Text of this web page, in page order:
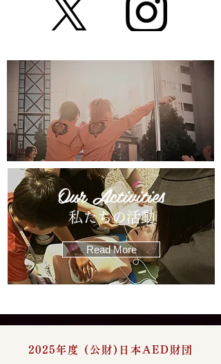
Our Activities
​私たちの活動
Read More
2025年度 (公財)日本AED財団